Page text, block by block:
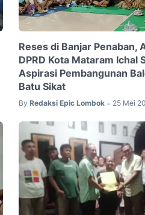
Reses di Banjar Penaban,
DPRD Kota Mataram Ichal
Aspirasi Pembangunan
Batu Sikat
By Redaksi Epic Lombok • 25 Mei